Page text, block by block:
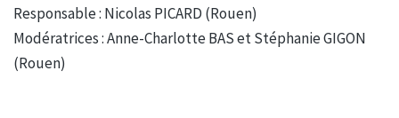
Responsable : Nicolas PICARD (Rouen)
Modératrices : Anne-Charlotte BAS et Stéphanie GIGON
(Rouen)